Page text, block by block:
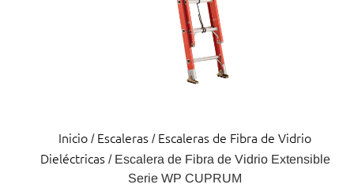
Inicio / Escaleras / Escaleras de Fibra de Vidrio
Dieléctricas/ Escalera de Fibra de Vidrio Extensible
Serie WP CUPRUM